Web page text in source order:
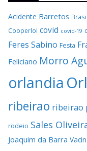
Acidente Barretos Brasil
Cooperlol covid covid-19
Feres Sabino Festa
Feliciano Morro
orlandia
ribeirao ribeirao
rodeio Sales
Joaquim da Barra